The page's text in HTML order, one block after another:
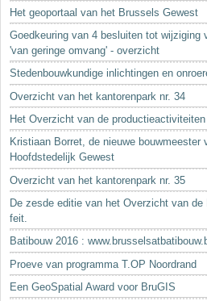
Het geoportaal van het Brussels Gewest
Goedkeuring van 4 besluiten tot wijziging
'van geringe omvang' - overzicht
Stedenbouwkundige inlichtingen en
Overzicht van het kantorenpark nr. 34
Het Overzicht van de
Kristiaan Borret, de nieuwe bouwmeester
Hoofdstedelijk Gewest
Overzicht van het kantorenpark nr. 35
De zesde editie van het Overzicht van
feit.
Batibouw 2016 :
Proeve van programma T.OP Noordrand
Een GeoSpatial Award voor BruGIS